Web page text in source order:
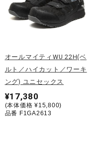
オールマイティWU 22H(ベ
ルト／ハイカット／ワーキ
ング) ユニセックス
¥17,380
(本体価格 ¥15,800)
品番 F1GA2613